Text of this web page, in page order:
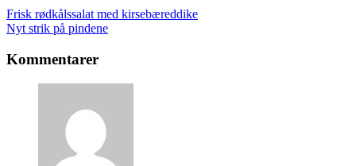
Frisk rødkålssalat med kirsebæreddike
Nyt strik på pindene
Kommentarer